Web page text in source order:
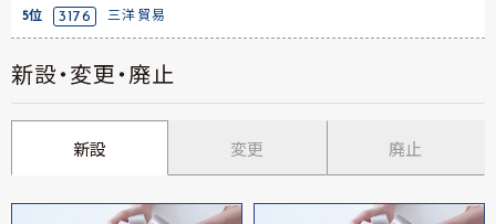
5位 3176 三洋貿易
新設・変更・廃止
新設 変更 廃止